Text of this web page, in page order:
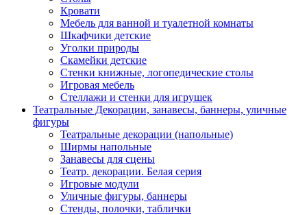
Кровати
Мебель для ванной и туалетной комнаты
Шкафчики детские
Уголки природы
Скамейки детские
Стенки книжные, логопедические столы
Игровая мебель
Стеллажи и стенки для игрушек
Театральные Декорации, занавесы, баннеры, уличные
фигуры
Театральные декорации (напольные)
Ширмы напольные
Занавесы для сцены
Театр. декорации. Белая серия
Игровые модули
Уличные фигуры, баннеры
Стенды, полочки, таблички